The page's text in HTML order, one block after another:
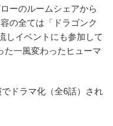
ーのルームシェアから
の全ては「ドラゴンク
しイベントにも参加して
一風変わったヒューマ
ドラマ化（全6話）され